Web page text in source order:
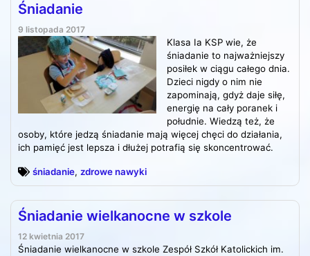
Śniadanie
9 listopada 2017
Klasa Ia KSP wie, że
śniadanie to najważniejszy
posiłek w ciągu całego dnia.
Dzieci nigdy o nim nie
zapominają, gdyż daje siłę,
energię na cały poranek i
południe. Wiedzą też, że
osoby, które jedzą śniadanie mają więcej chęci do działania,
ich pamięć jest lepsza i dłużej potrafią się skoncentrować.
śniadanie, zdrowe nawyki
Śniadanie wielkanocne w szkole
12 kwietnia 2017
Śniadanie wielkanocne w szkole Zespół Szkół Katolickich im.